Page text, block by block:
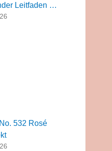
Leitfaden …
532 Rosé